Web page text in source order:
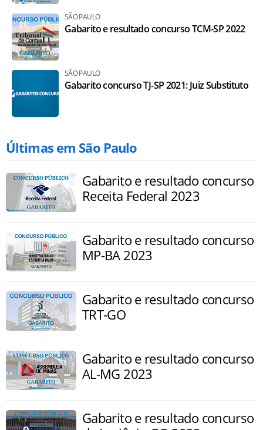
SÃO PAULO
Gabarito e resultado concurso TCM-SP 2022
SÃO PAULO
Gabarito concurso TJ-SP 2021: Juiz Substituto
Últimas em São Paulo
Gabarito e resultado concurso
Receita Federal 2023
Gabarito e resultado concurso
MP-BA 2023
Gabarito e resultado concurso
TRT-GO
Gabarito e resultado concurso
AL-MG 2023
Gabarito e resultado concurso